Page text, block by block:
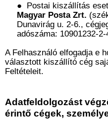
● Postai kiszállítás
Magyar Posta Zrt.
Dunavirág u. 2-6.,
adószáma: 10901232-2-
A Felhasználó elfogadja e
választott kiszállító cég
Feltételeit.
Adatfeldolgozást
érintő cégek,